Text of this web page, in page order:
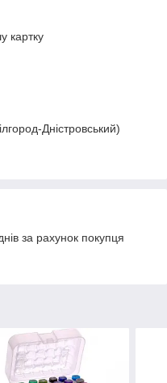
картку
Дністровський)
за рахунок покупця